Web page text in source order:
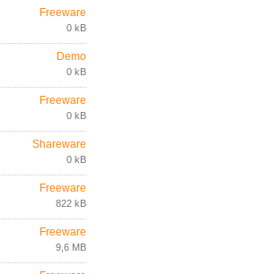
Freeware
0 kB
Demo
0 kB
Freeware
0 kB
Shareware
0 kB
Freeware
822 kB
Freeware
9,6 MB